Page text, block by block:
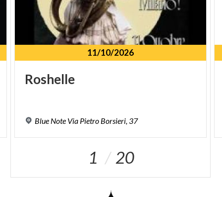
11/10/2026
Roshelle
Blue Note Via Pietro Borsieri, 37
1 20